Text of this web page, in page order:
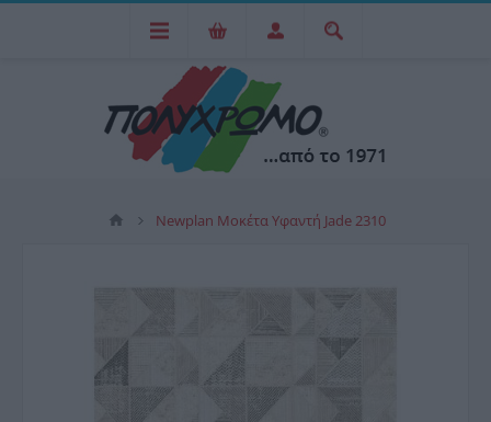
Newplan Μοκέτα Υφαντή Jade 2310